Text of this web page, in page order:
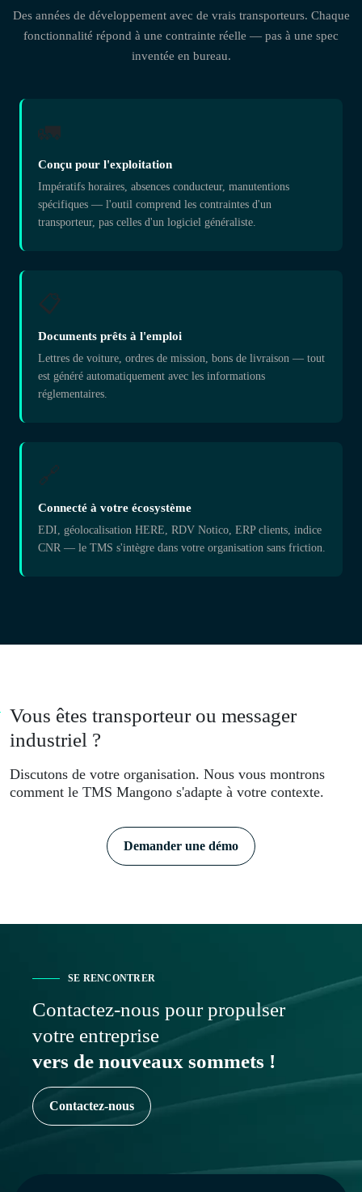
Des années de développement avec de vrais transporteurs. Chaque
fonctionnalité répond à une contrainte réelle — pas à une spec
inventée en bureau.
🚛
Conçu pour l'exploitation
Impératifs horaires, absences conducteur, manutentions
spécifiques — l'outil comprend les contraintes d'un
transporteur, pas celles d'un logiciel généraliste.
📋
Documents prêts à l'emploi
Lettres de voiture, ordres de mission, bons de livraison — tout
est généré automatiquement avec les informations
réglementaires.
🔗
Connecté à votre écosystème
EDI, géolocalisation HERE, RDV Notico, ERP clients, indice
CNR — le TMS s'intègre dans votre organisation sans friction.
Vous êtes transporteur ou messager
industriel ?
Discutons de votre organisation. Nous vous montrons
comment le TMS Mangono s'adapte à votre contexte.
Demander une démo
SE RENCONTRER
Contactez-nous pour propulser
votre entreprise
vers de nouveaux sommets !
Contactez-nous